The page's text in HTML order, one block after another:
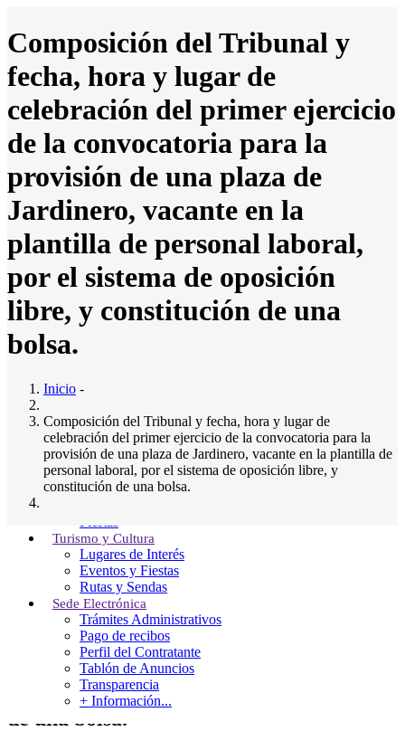
al
contenido
principal
Main
navigation
Inicio
Ayuntamiento
Saludo al Alcalde
Composición del pleno
Junta Gobierno Local
Comisiones Informativas
Servicios Municipales
El Ayto. Informa
Noticias
Direcciones y teléfonos de Interés
Actas Municipales
Actas de Junta de Gobierno Local (Sede
Electrónica)
Actas de Pleno (Sede Electrónica)
Videos Grabaciones de Pleno (Sede Electrónica)
Presupuestos
Bandos
Contacto
Municipio
Situación
Historia
Patrimonio Natural
Turismo y Cultura
Lugares de Interés
Eventos y Fiestas
Rutas y Sendas
Sede Electrónica
Trámites Administrativos
Pago de recibos
Perfil del Contratante
Tablón de Anuncios
Transparencia
+ Información...
Composición del Tribunal y
fecha, hora y lugar de
celebración del primer ejercicio
de la convocatoria para la
provisión de una plaza de
Jardinero, vacante en la
plantilla de personal laboral,
por el sistema de oposición
libre, y constitución de una
bolsa.
Inicio -
Composición del Tribunal y fecha, hora y lugar de
celebración del primer ejercicio de la convocatoria para la
provisión de una plaza de Jardinero, vacante en la plantilla de
personal laboral, por el sistema de oposición libre, y
constitución de una bolsa.
Composición del Tribunal y fecha, hora y
lugar de celebración del primer ejercicio
de la convocatoria para la provisión de
una plaza de Jardinero, vacante en la
plantilla de personal laboral, por el
sistema de oposición libre, y constitución
de una bolsa.